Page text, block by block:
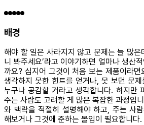
배경
해야 할 일은 사라지지 않고 문제는 늘 많은
니 봐주세요’라고 이야기하면 얼마나 생산
까요? 심지어 그것이 처음 보는 제품이라
생각하지 못한 힌트를 얻거나, 못 보던 문
누구나 공감할 거라고 생각합니다. 하지만
주는 사람도 고려할 게 많은 복잡한 과정입
와 맥락을 적절히 설명해야 하고, 주는 사
해보거나 그것에 준하는 몰입이 필요합니다.